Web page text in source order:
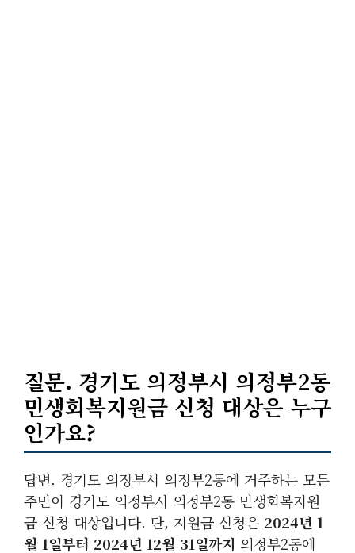
질문. 경기도 의정부시 의정부2동
민생회복지원금 신청 대상은 누구
인가요?
답변. 경기도 의정부시 의정부2동에 거주하는 모든
주민이 경기도 의정부시 의정부2동 민생회복지원
금 신청 대상입니다. 단, 지원금 신청은 2024년 1
월 1일부터 2024년 12월 31일까지 의정부2동에